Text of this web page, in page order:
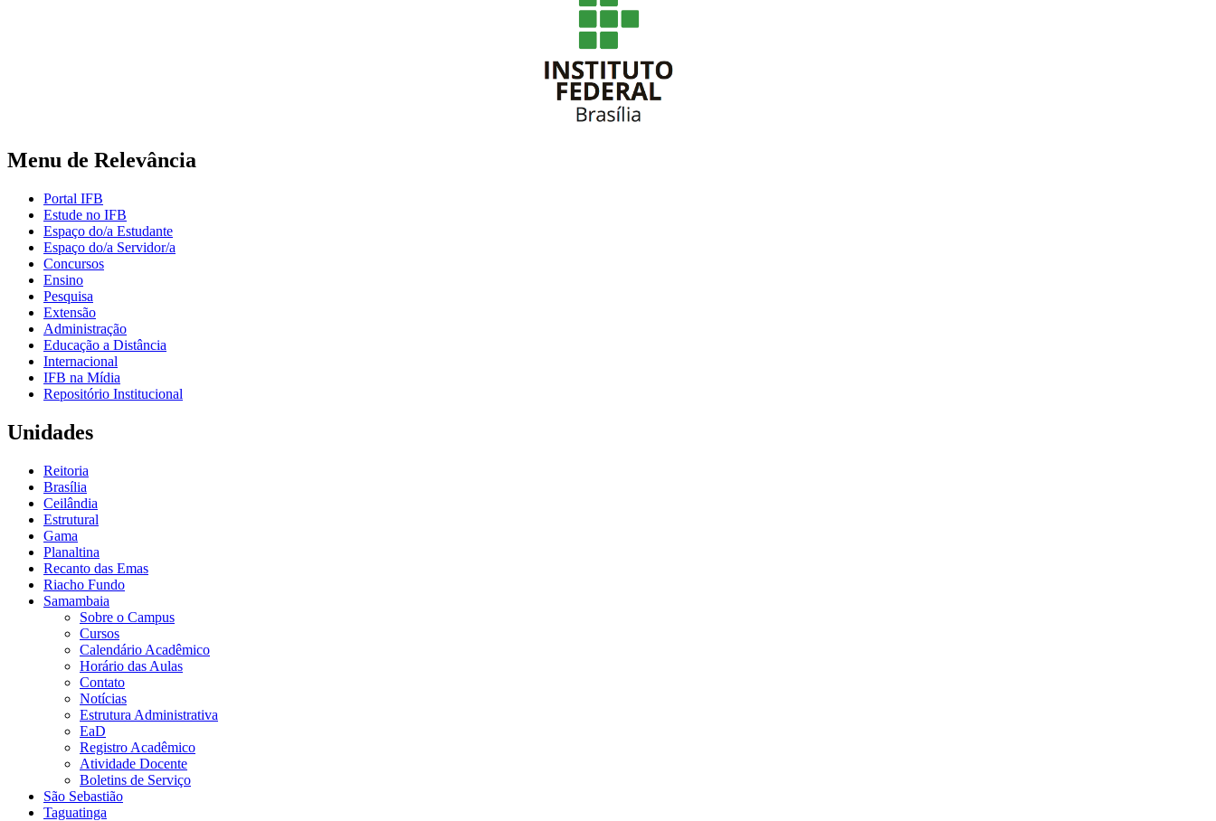
Menu de Relevância
Portal IFB
Estude no IFB
Espaço do/a Estudante
Espaço do/a Servidor/a
Concursos
Ensino
Pesquisa
Extensão
Administração
Educação a Distância
Internacional
IFB na Mídia
Repositório Institucional
Unidades
Reitoria
Brasília
Ceilândia
Estrutural
Gama
Planaltina
Recanto das Emas
Riacho Fundo
Samambaia
Sobre o Campus
Cursos
Calendário Acadêmico
Horário das Aulas
Contato
Notícias
Estrutura Administrativa
EaD
Registro Acadêmico
Atividade Docente
Boletins de Serviço
São Sebastião
Taguatinga